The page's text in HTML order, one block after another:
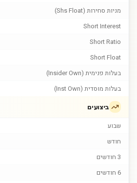
מניות סחירות (Shs Float)
Short Interest
Short Ratio
Short Float
בעלות פנימית (Insider Own)
בעלות מוסדית (Inst Own)
ביצועים
שבוע
חודש
3 חודשים
6 חודשים